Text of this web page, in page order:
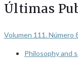
Últimas
Volumen 111. Número
Philosophy and